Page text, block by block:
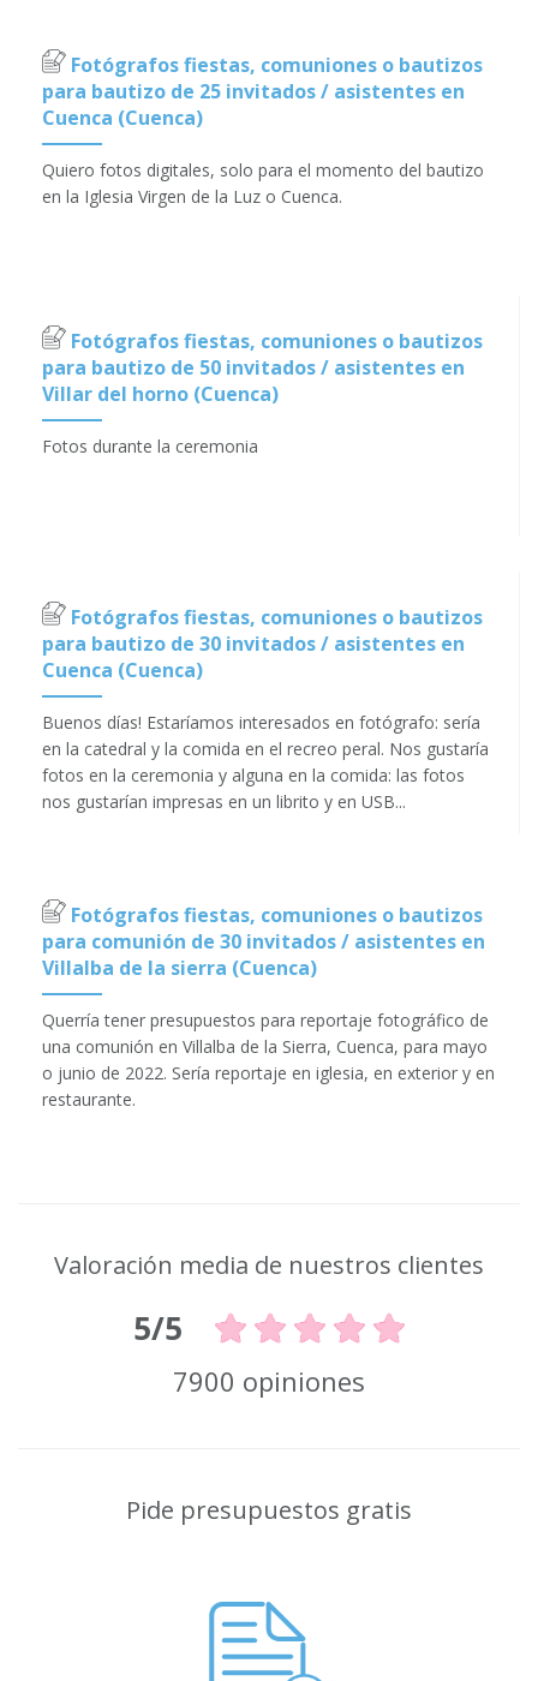
Fotógrafos fiestas, comuniones o bautizos
para bautizo de 25 invitados / asistentes en
Cuenca (Cuenca)
Quiero fotos digitales, solo para el momento del bautizo
en la Iglesia Virgen de la Luz o Cuenca.
Fotógrafos fiestas, comuniones o bautizos
para bautizo de 50 invitados / asistentes en
Villar del horno (Cuenca)
Fotos durante la ceremonia
Fotógrafos fiestas, comuniones o bautizos
para bautizo de 30 invitados / asistentes en
Cuenca (Cuenca)
Buenos días! Estaríamos interesados en fotógrafo: sería
en la catedral y la comida en el recreo peral. Nos gustaría
fotos en la ceremonia y alguna en la comida: las fotos
nos gustarían impresas en un librito y en USB...
Fotógrafos fiestas, comuniones o bautizos
para comunión de 30 invitados / asistentes en
Villalba de la sierra (Cuenca)
Querría tener presupuestos para reportaje fotográfico de
una comunión en Villalba de la Sierra, Cuenca, para mayo
o junio de 2022. Sería reportaje en iglesia, en exterior y en
restaurante.
Valoración media de nuestros clientes
5/5
7900 opiniones
Pide presupuestos gratis